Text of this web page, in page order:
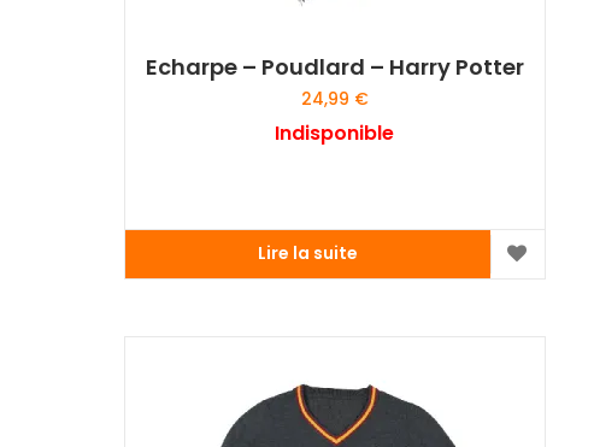
Echarpe – Poudlard – Harry Potter
24,99 €
Indisponible
Lire la suite